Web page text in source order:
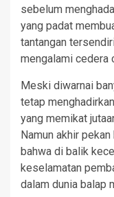
sebelum
yang padat
tantangan
mengalami cedera
Meski diwarnai
tetap
yang memikat
Namun akhir
bahwa di balik
keselamatan
dalam dunia balap